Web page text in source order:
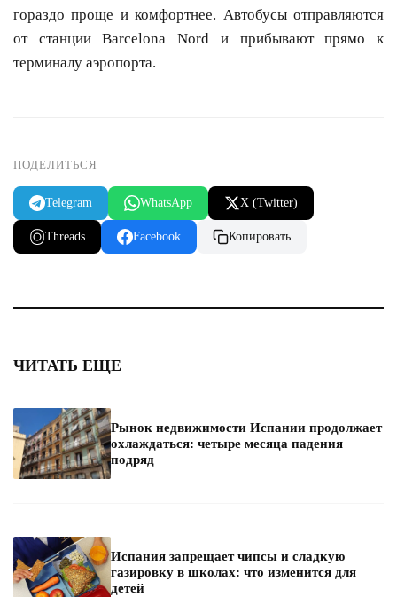
гораздо проще и комфортнее. Автобусы отправляются
от станции Barcelona Nord и прибывают прямо к
терминалу аэропорта.
ПОДЕЛИТЬСЯ
Telegram WhatsApp X (Twitter)
Threads Facebook Копировать
ЧИТАТЬ ЕЩЕ
Рынок недвижимости Испании продолжает
охлаждаться: четыре месяца падения
подряд
Испания запрещает чипсы и сладкую
газировку в школах: что изменится для
детей